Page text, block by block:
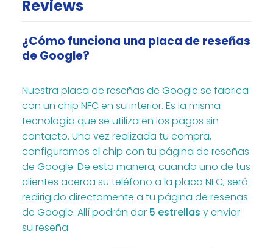
Reviews
¿Cómo funciona una placa de reseñas
de Google?
Nuestra placa de reseñas de Google se fabrica
con un chip NFC en su interior. Es la misma
tecnología que se utiliza en los pagos sin
contacto. Una vez realizada tu compra,
configuramos el chip con tu página de reseñas
de Google. De esta manera, cuando uno de tus
clientes acerca su teléfono a la placa NFC, será
redirigido directamente a tu página de reseñas
de Google. Allí podrán dar 5 estrellas y enviar
su reseña.